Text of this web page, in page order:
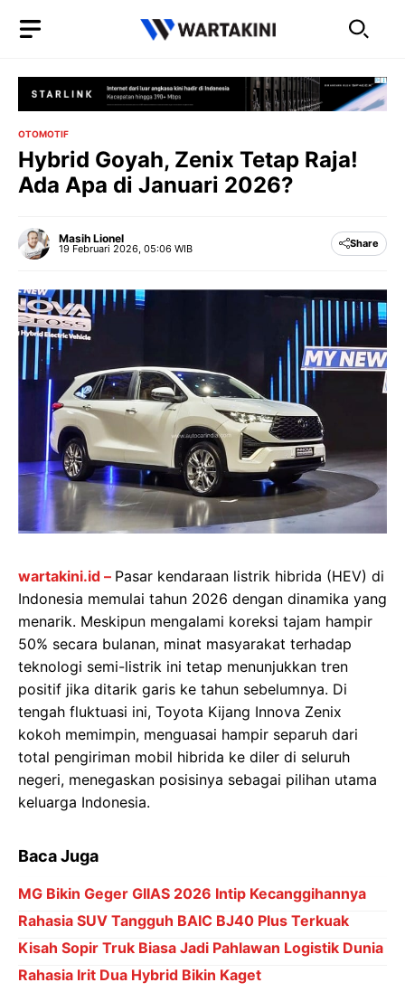
OTOMOTIF
Hybrid Goyah, Zenix Tetap Raja!
Ada Apa di Januari 2026?
Masih Lionel
19 Februari 2026, 05:06 WIB Share
wartakini.id – Pasar kendaraan listrik hibrida (HEV) di
Indonesia memulai tahun 2026 dengan dinamika yang
menarik. Meskipun mengalami koreksi tajam hampir
50% secara bulanan, minat masyarakat terhadap
teknologi semi-listrik ini tetap menunjukkan tren
positif jika ditarik garis ke tahun sebelumnya. Di
tengah fluktuasi ini, Toyota Kijang Innova Zenix
kokoh memimpin, menguasai hampir separuh dari
total pengiriman mobil hibrida ke diler di seluruh
negeri, menegaskan posisinya sebagai pilihan utama
keluarga Indonesia.
Baca Juga
MG Bikin Geger GIIAS 2026 Intip Kecanggihannya
Rahasia SUV Tangguh BAIC BJ40 Plus Terkuak
Kisah Sopir Truk Biasa Jadi Pahlawan Logistik Dunia
Rahasia Irit Dua Hybrid Bikin Kaget